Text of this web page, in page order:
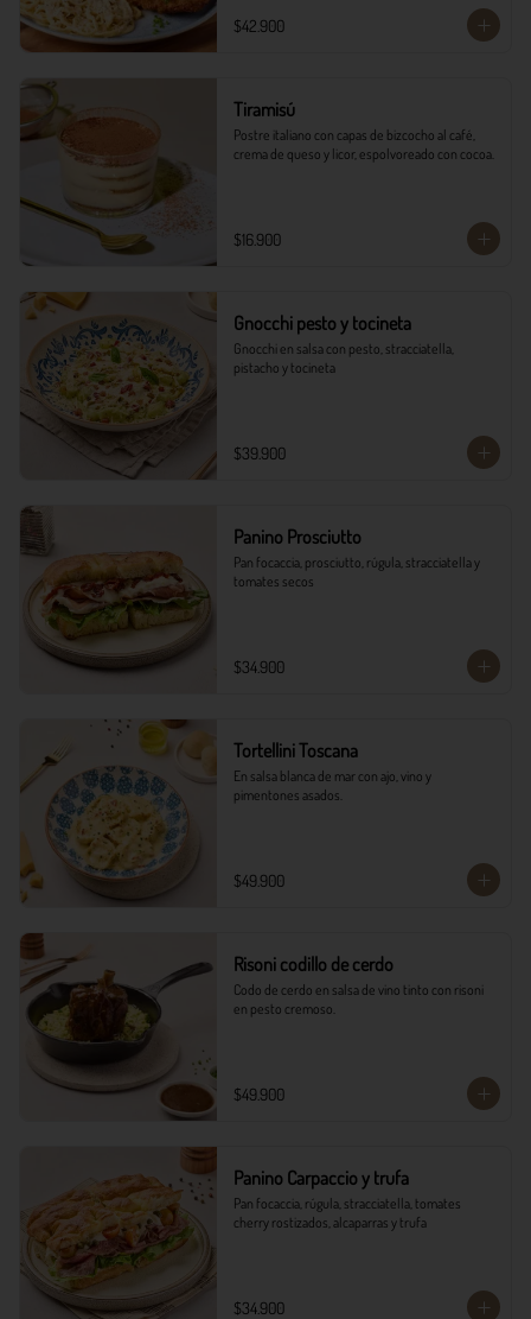
$42.900
Tiramisú
Postre italiano con capas de bizcocho al café,
crema de queso y licor, espolvoreado con cocoa.
$16.900
Gnocchi pesto y tocineta
Gnocchi en salsa con pesto, stracciatella,
pistacho y tocineta
$39.900
Panino Prosciutto
Pan focaccia, prosciutto, rúgula, stracciatella y
tomates secos
$34.900
Tortellini Toscana
En salsa blanca de mar con ajo, vino y
pimentones asados.
$49.900
Risoni codillo de cerdo
Codo de cerdo en salsa de vino tinto con risoni
en pesto cremoso.​
$49.900
Panino Carpaccio y trufa
Pan focaccia, rúgula, stracciatella, tomates
cherry rostizados, alcaparras y trufa
$34.900